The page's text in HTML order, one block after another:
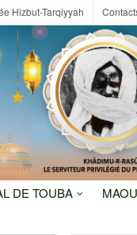
Hizbut-Tarqiyyah
DE TOUBA